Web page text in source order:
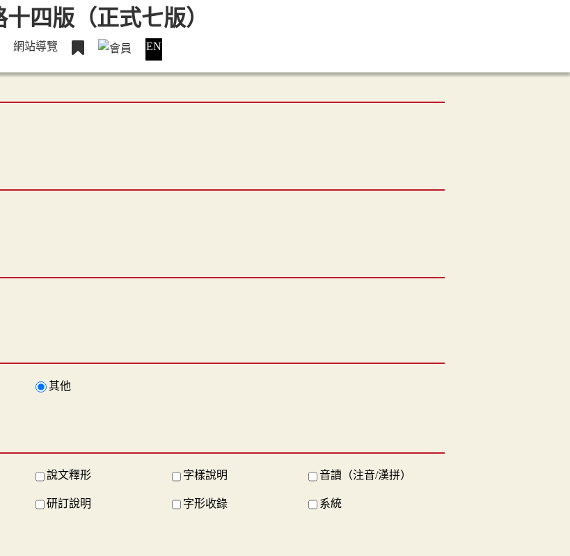
網站導覽 EN
其他
說文釋形 字樣說明 音讀（注音/漢拼）
研訂說明 字形收錄 系統